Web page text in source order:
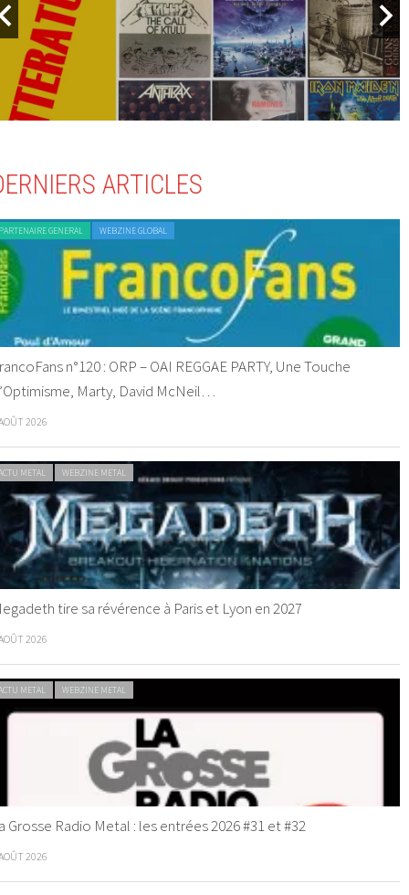
ARTICLES
GENERAL WEBZINE GLOBAL
n°120 : ORP – OAI REGGAE PARTY, Une Touche
Marty, David McNeil…
2026
METAL WEBZINE METAL
tire sa révérence à Paris et Lyon en 2027
2026
METAL WEBZINE METAL
Grosse Radio Metal : les entrées 2026 #31 et #32
2026